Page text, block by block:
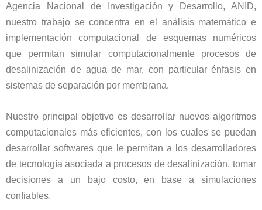
Agencia Nacional de Investigación y Desarrollo, ANID,
nuestro trabajo se concentra en el análisis matemático e
implementación computacional de esquemas numéricos
que permitan simular computacionalmente procesos de
desalinización de agua de mar, con particular énfasis en
sistemas de separación por membrana.
Nuestro principal objetivo es desarrollar nuevos algoritmos
computacionales más eficientes, con los cuales se puedan
desarrollar softwares que le permitan a los desarrolladores
de tecnología asociada a procesos de desalinización, tomar
decisiones a un bajo costo, en base a simulaciones
confiables.